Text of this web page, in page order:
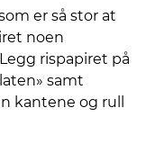
er så stor at
noen
rispapiret på
samt
kantene og rull